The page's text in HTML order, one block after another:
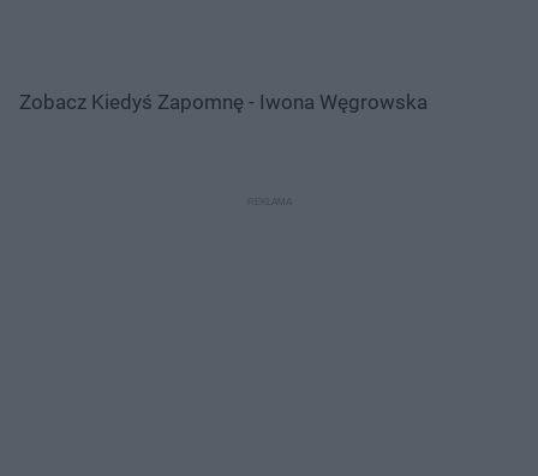
Zobacz Kiedyś Zapomnę - Iwona Węgrowska